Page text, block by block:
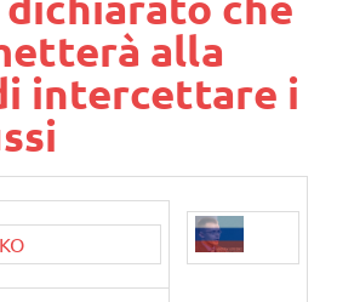
alla
intercettare i